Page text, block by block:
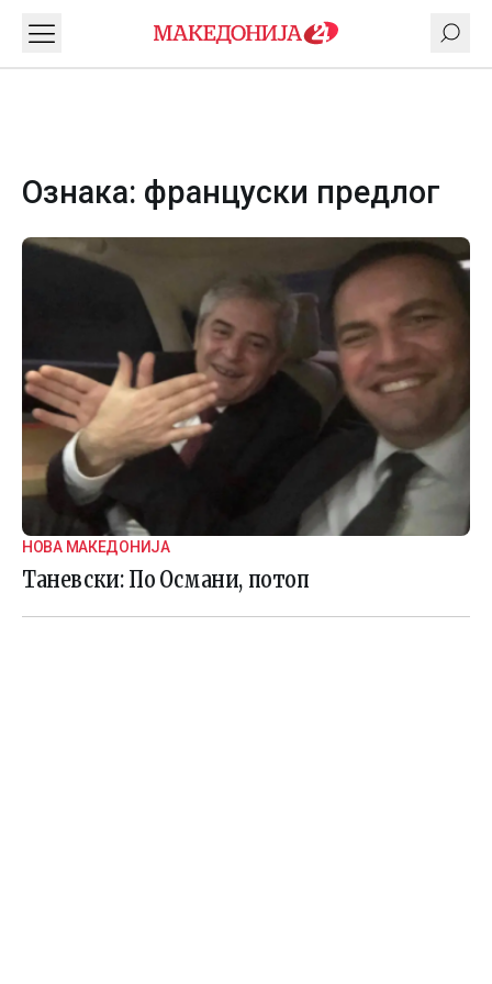
Ознака: француски предлог
НОВА МАКЕДОНИЈА
Таневски: По Османи, потоп